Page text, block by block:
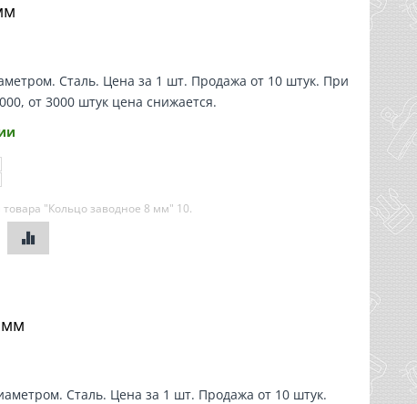
Сталь. Цена за 1 шт. Продажа от 10 штук. При
от 3000 штук цена снижается.
"Кольцо заводное 8 мм" 10.
мм
Сталь. Цена за 1 шт. Продажа от 10 штук.